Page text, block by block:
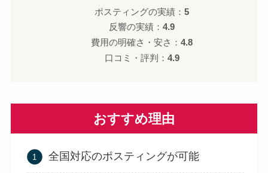
ポスティングの実績：5
反響の実績：4.9
費用の明確さ・安さ：4.8
口コミ・評判： 4.9
おすすめ理由
全国対応のポスティングが可能